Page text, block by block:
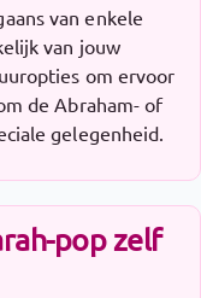
van enkele
van jouw
om ervoor
de Abraham- of
gelegenheid.
pop zelf